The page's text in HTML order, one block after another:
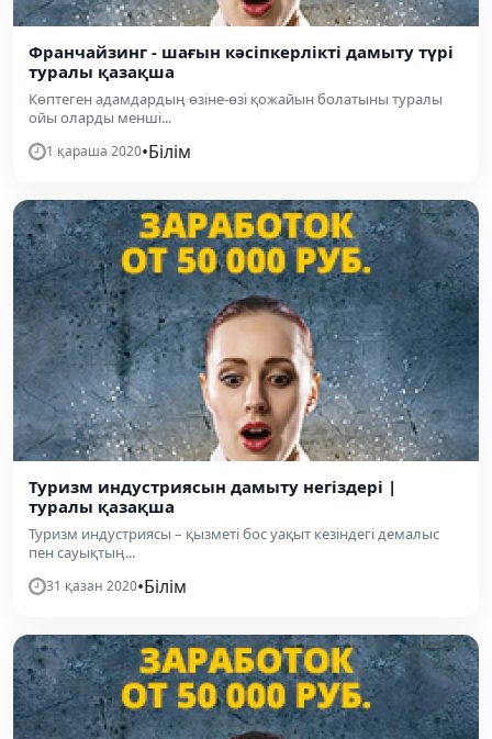
Франчайзинг - шағын кәсіпкерлікті дамыту түрі
туралы қазақша
Көптеген адамдардың өзіне-өзі қожайын болатыны туралы
ойы оларды менші...
1 қараша 2020•Білім
Туризм индустриясын дамыту негіздері |
туралы қазақша
Туризм индустриясы – қызметі бос уақыт кезіндегі демалыс
пен сауықтың...
31 қазан 2020•Білім